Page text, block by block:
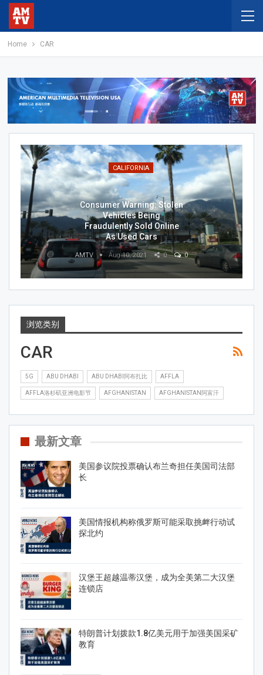
Home CAR
CALIFORNIA
Consumer Warning: Stolen
Vehicles Being
Fraudulently Sold Online
As Used Cars
AMTV Aug 10, 2021 0 0
浏览类别
CAR
5G ABU DHABI ABU DHABI阿布扎比 AFFLA
AFFLA洛杉矶亚洲电影节 AFGHANISTAN AFGHANISTAN阿富汗
最新文章
美国参议院投票确认布兰奇担任美国司法部
长
美国情报机构称俄罗斯可能采取挑衅行动试
探北约
汉堡王超越温蒂汉堡，成为全美第二大汉堡
连锁店
特朗普计划拨款1.8亿美元用于加强美国采矿
教育